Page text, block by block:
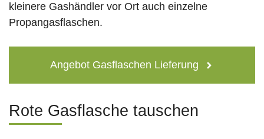
kleinere Gashändler vor Ort auch einzelne
Propangasflaschen.
Angebot Gasflaschen Lieferung
Rote Gasflasche tauschen